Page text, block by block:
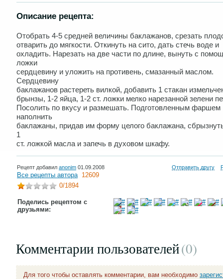
Описание рецепта:
Отобрать 4-5 средней величины баклажанов, срезать
отварить до мягкости. Откинуть на сито, дать стечь воде и
охладить. Нарезать на две части по длине, вынуть с
ложки
сердцевину и уложить на противень, смазанный маслом.
Сердцевину
баклажанов растереть вилкой, добавить 1 стакан
брынзы, 1-2 яйца, 1-2 ст. ложки мелко нарезанной зелени
Посолить по вкусу и размешать. Подготовленным фаршем
наполнить
баклажаны, придав им форму целого баклажана,
1
ст. ложкой масла и запечь в духовом шкафу.
Рецепт добавил anonim 01.09.2008 Отправить другу
Все рецепты автора 12609
0/1894
Поделись рецептом с
друзьями:
Комментарии пользователей(0)
Для того чтобы оставлять комментарии, вам необходимо